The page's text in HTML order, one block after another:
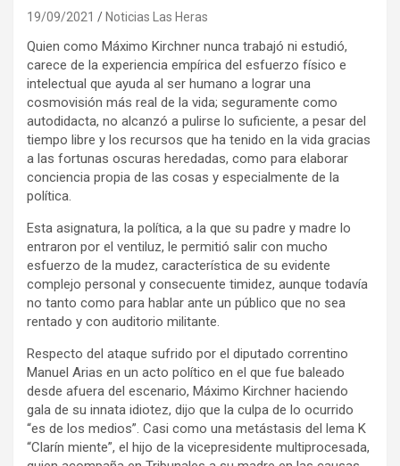
19/09/2021 Noticias Las Heras
Quien como Máximo Kirchner nunca trabajó ni estudió,
carece de la experiencia empírica del esfuerzo físico e
intelectual que ayuda al ser humano a lograr una
cosmovisión más real de la vida; seguramente como
autodidacta, no alcanzó a pulirse lo suficiente, a pesar del
tiempo libre y los recursos que ha tenido en la vida gracias
a las fortunas oscuras heredadas, como para elaborar
conciencia propia de las cosas y especialmente de la
política.
Esta asignatura, la política, a la que su padre y madre lo
entraron por el ventiluz, le permitió salir con mucho
esfuerzo de la mudez, característica de su evidente
complejo personal y consecuente timidez, aunque todavía
no tanto como para hablar ante un público que no sea
rentado y con auditorio militante.
Respecto del ataque sufrido por el diputado correntino
Manuel Arias en un acto político en el que fue baleado
desde afuera del escenario, Máximo Kirchner haciendo
gala de su innata idiotez, dijo que la culpa de lo ocurrido
“es de los medios”. Casi como una metástasis del lema K
“Clarín miente”, el hijo de la vicepresidente multiprocesada,